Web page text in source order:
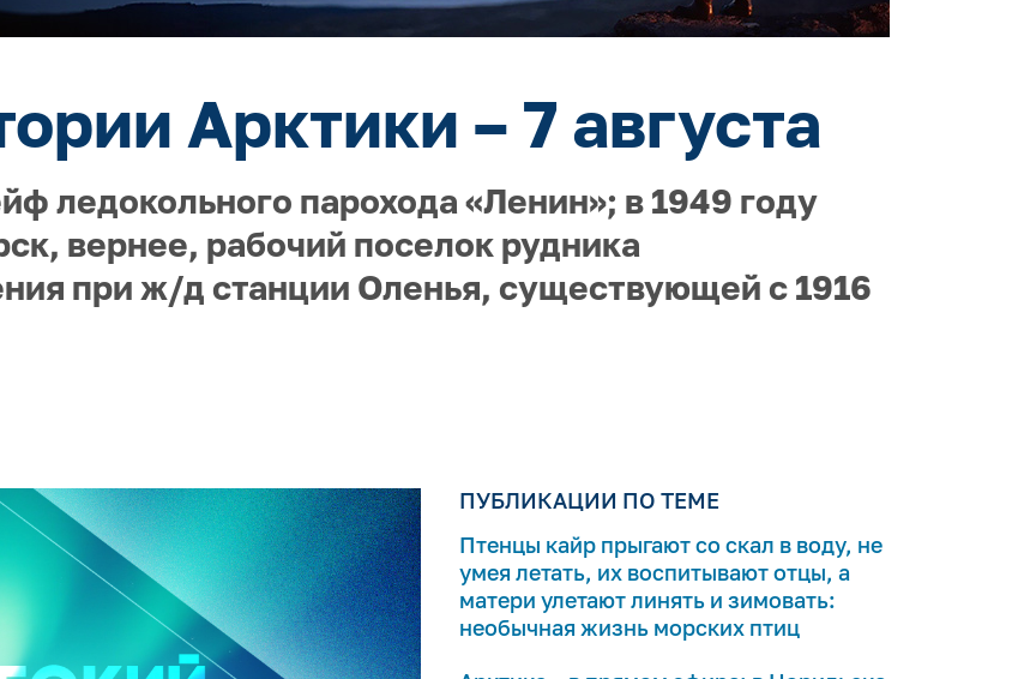
Арктики – 7 августа
ледокольного парохода «Ленин»; в 1949 году
вернее, рабочий поселок рудника
при ж/д станции Оленья, существующей с 1916
ПУБЛИКАЦИИ ПО ТЕМЕ
Птенцы кайр прыгают со скал в воду, не
умея летать, их воспитывают отцы, а
матери улетают линять и зимовать:
необычная жизнь морских птиц